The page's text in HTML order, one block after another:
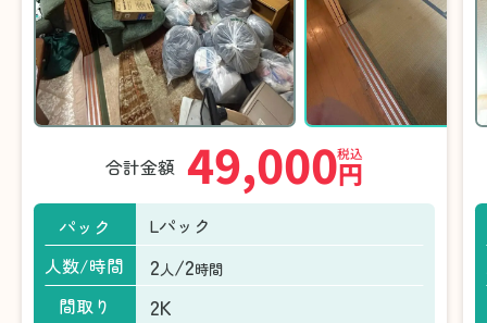
合計金額 49,000円
税込
パック
Lパック
人数/時間
2人/2時間
間取り 2K